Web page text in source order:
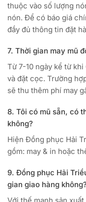
thuộc vào số lượng
nón. Để có báo giá
đầy đủ thông tin đặt
7. Thời gian may mũ
Từ 7-10 ngày kể từ
và đặt cọc. Trường
sẽ thu thêm phí may
8. Tôi có mũ sẵn, có
không?
Hiện Đồng phục Hải
gồm: may & in hoặc
9. Đồng phục Hải
gian giao hàng